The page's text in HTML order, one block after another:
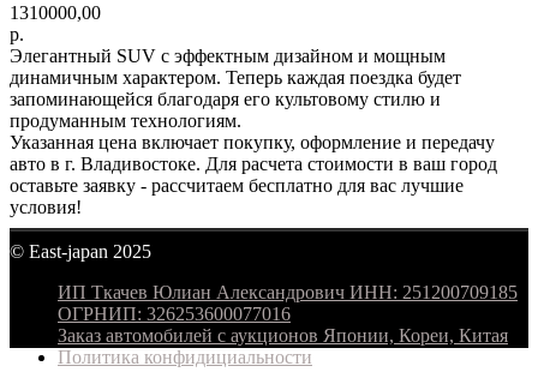
1310000,00
р.
Элегантный SUV с эффектным дизайном и мощным
динамичным характером. Теперь каждая поездка будет
запоминающейся благодаря его культовому стилю и
продуманным технологиям.
Указанная цена включает покупку, оформление и передачу
авто в г. Владивостоке. Для расчета стоимости в ваш город
оставьте заявку - рассчитаем бесплатно для вас лучшие
условия!
© East-japan 2025
ИП Ткачев Юлиан Александрович ИНН: 251200709185
ОГРНИП: 326253600077016
Заказ автомобилей с аукционов Японии, Кореи, Китая
Политика конфидициальности